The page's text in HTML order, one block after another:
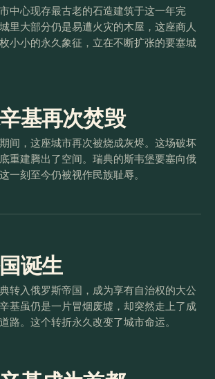
中心现存最古老的石造建筑于这一年完
里大部分仍是易遭火灾的木屋，这座商人
小小的永久象征，立在不断扩张的要塞城
基再次焚毁
间，这座城市再次被烧成灰烬。这场破坏
重建腾出了空间。瑞典的斯韦堡要塞向俄
一刻至今仍被视作民族耻辱。
诞生
转入俄罗斯帝国，成为享有自治权的大公
基虽仍是一片冒烟废墟，却突然走上了成
路。这个转折永久改变了城市命运。